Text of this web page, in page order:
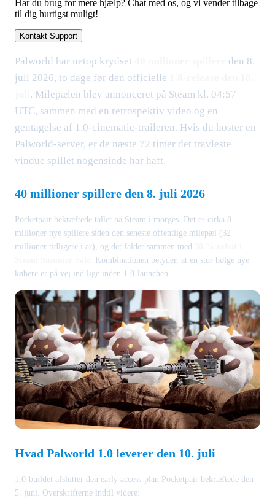
Har du brug for mere hjælp? Chat med os, og vi vender tilbage
til dig hurtigst muligt!
Kontakt Support
Palworld har netop krydset
den 8.
juli 2026, to dage før den officielle
. Milepælen blev annonceret på Steam kl. 04:57
UTC, sammen med en retrospektiv video og en
gentagelse af 1.0-cinematic-traileren. Hvis du hoster en
Palworld-server, er de næste 72 timer det travleste
vindue spillet nogensinde har haft.
40 millioner spillere den 8. juli 2026
Pocketpair bekræftede tallet på Steam i morges. Det er cirka 8
millioner nye spillere siden den seneste offentlige milepæl (32
millioner tidligere i år), og det falder sammen med
. Kombinationen betyder, at en stor bølge nye
købere er på vej ind lige inden 1.0-launchen.
Hvad Palworld 1.0 leverer den 10. juli
1.0-buildet afslutter den early access-plan Pocketpair bekræftede den
5. juni. Overskrifterne indtil videre: